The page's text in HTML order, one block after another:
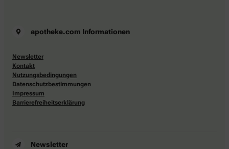
apotheke.com Informationen
Newsletter
Kontakt
Nutzungsbedingungen
Datenschutzbestimmungen
Impressum
Barrierefreiheitserklärung
Newsletter